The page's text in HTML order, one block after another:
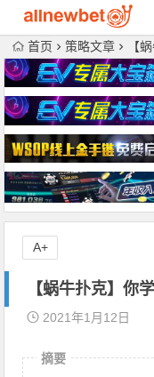
首页 策略文章 【
【蜗牛扑克】你
2021年1月12日
摘要
A+